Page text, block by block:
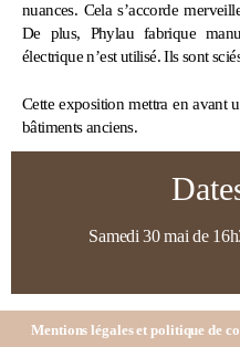
nuances. Cela s’accorde
De plus, Phylau fabrique
électrique n’est utilisé. Ils sont
Cette exposition mettra en avant
bâtiments anciens.
Samedi 30 mai de
Mentions légales et politique de